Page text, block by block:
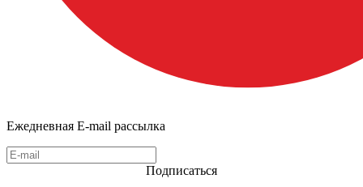
Ежедневная E-mail рассылка
Подписаться